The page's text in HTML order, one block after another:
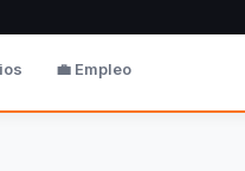
💼 Empleo